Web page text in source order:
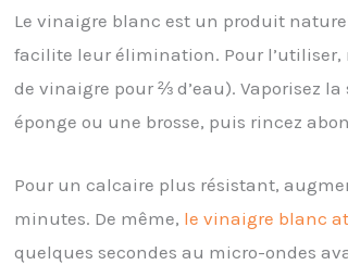
Le vinaigre blanc est un produit
facilite leur élimination. Pour
de vinaigre pour ⅔ d’eau). Vaporisez
éponge ou une brosse, puis rincez
Pour un calcaire plus résistant,
minutes. De même, le vinaigre blanc
quelques secondes au micro-ondes